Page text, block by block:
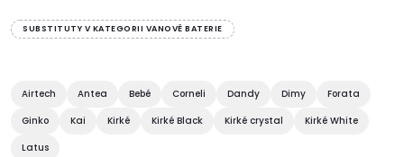
SUBSTITUTY V KATEGORII VANOVÉ BATERIE
Airtech Antea Bebé Corneli Dandy Dimy
Forata
Ginko
Kai Kirké Kirké Black Kirké crystal
Kirké White
Latus